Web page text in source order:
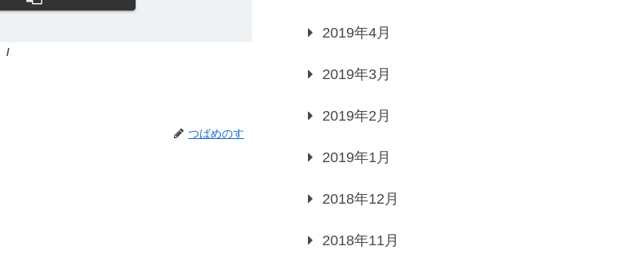
つばめのす
2019年4月
2019年3月
2019年2月
2019年1月
2018年12月
2018年11月